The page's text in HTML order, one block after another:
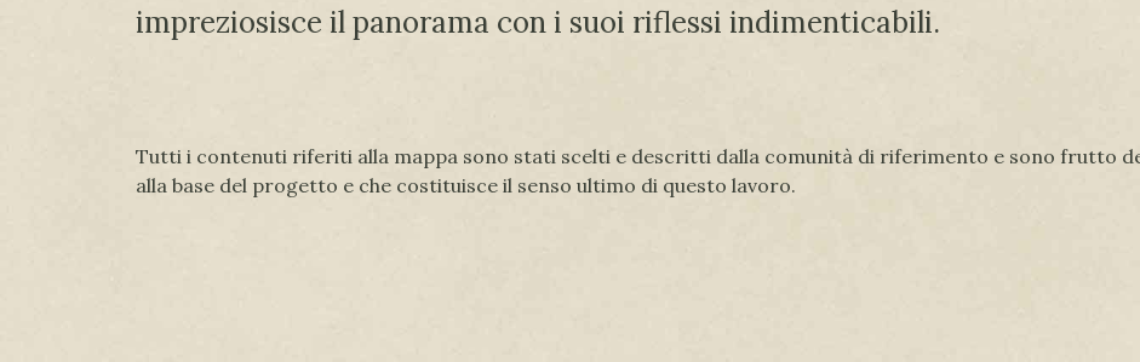
impreziosisce il panorama con i suoi riflessi indimenticabili.
Tutti i contenuti riferiti alla mappa sono stati scelti e descritti dalla comunità di riferimento e sono frutto
alla base del progetto e che costituisce il senso ultimo di questo lavoro.